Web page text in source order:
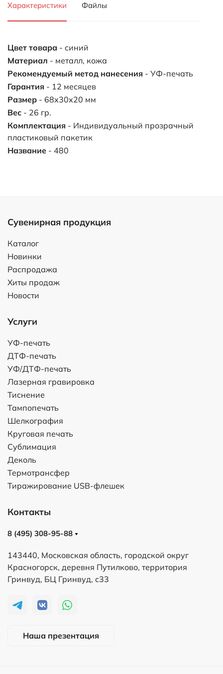
Характеристики Файлы
Цвет товара - синий
Материал - металл, кожа
Рекомендуемый метод нанесения - УФ-печать
Гарантия - 12 месяцев
Размер - 68х30х20 мм
Вес - 26 гр.
Комплектация - Индивидуальный прозрачный
пластиковый пакетик
Название - 480
Сувенирная продукция
Каталог
Новинки
Распродажа
Хиты продаж
Новости
Услуги
УФ-печать
ДТФ-печать
УФ/ДТФ-печать
Лазерная гравировка
Тиснение
Тампопечать
Шелкография
Круговая печать
Сублимация
Деколь
Термотрансфер
Тиражирование USB-флешек
Контакты
8 (495) 308-95-88
143440, Московская область, городской округ
Красногорск, деревня Путилково, территория
Гринвуд, БЦ Гринвуд, с33
Наша презентация